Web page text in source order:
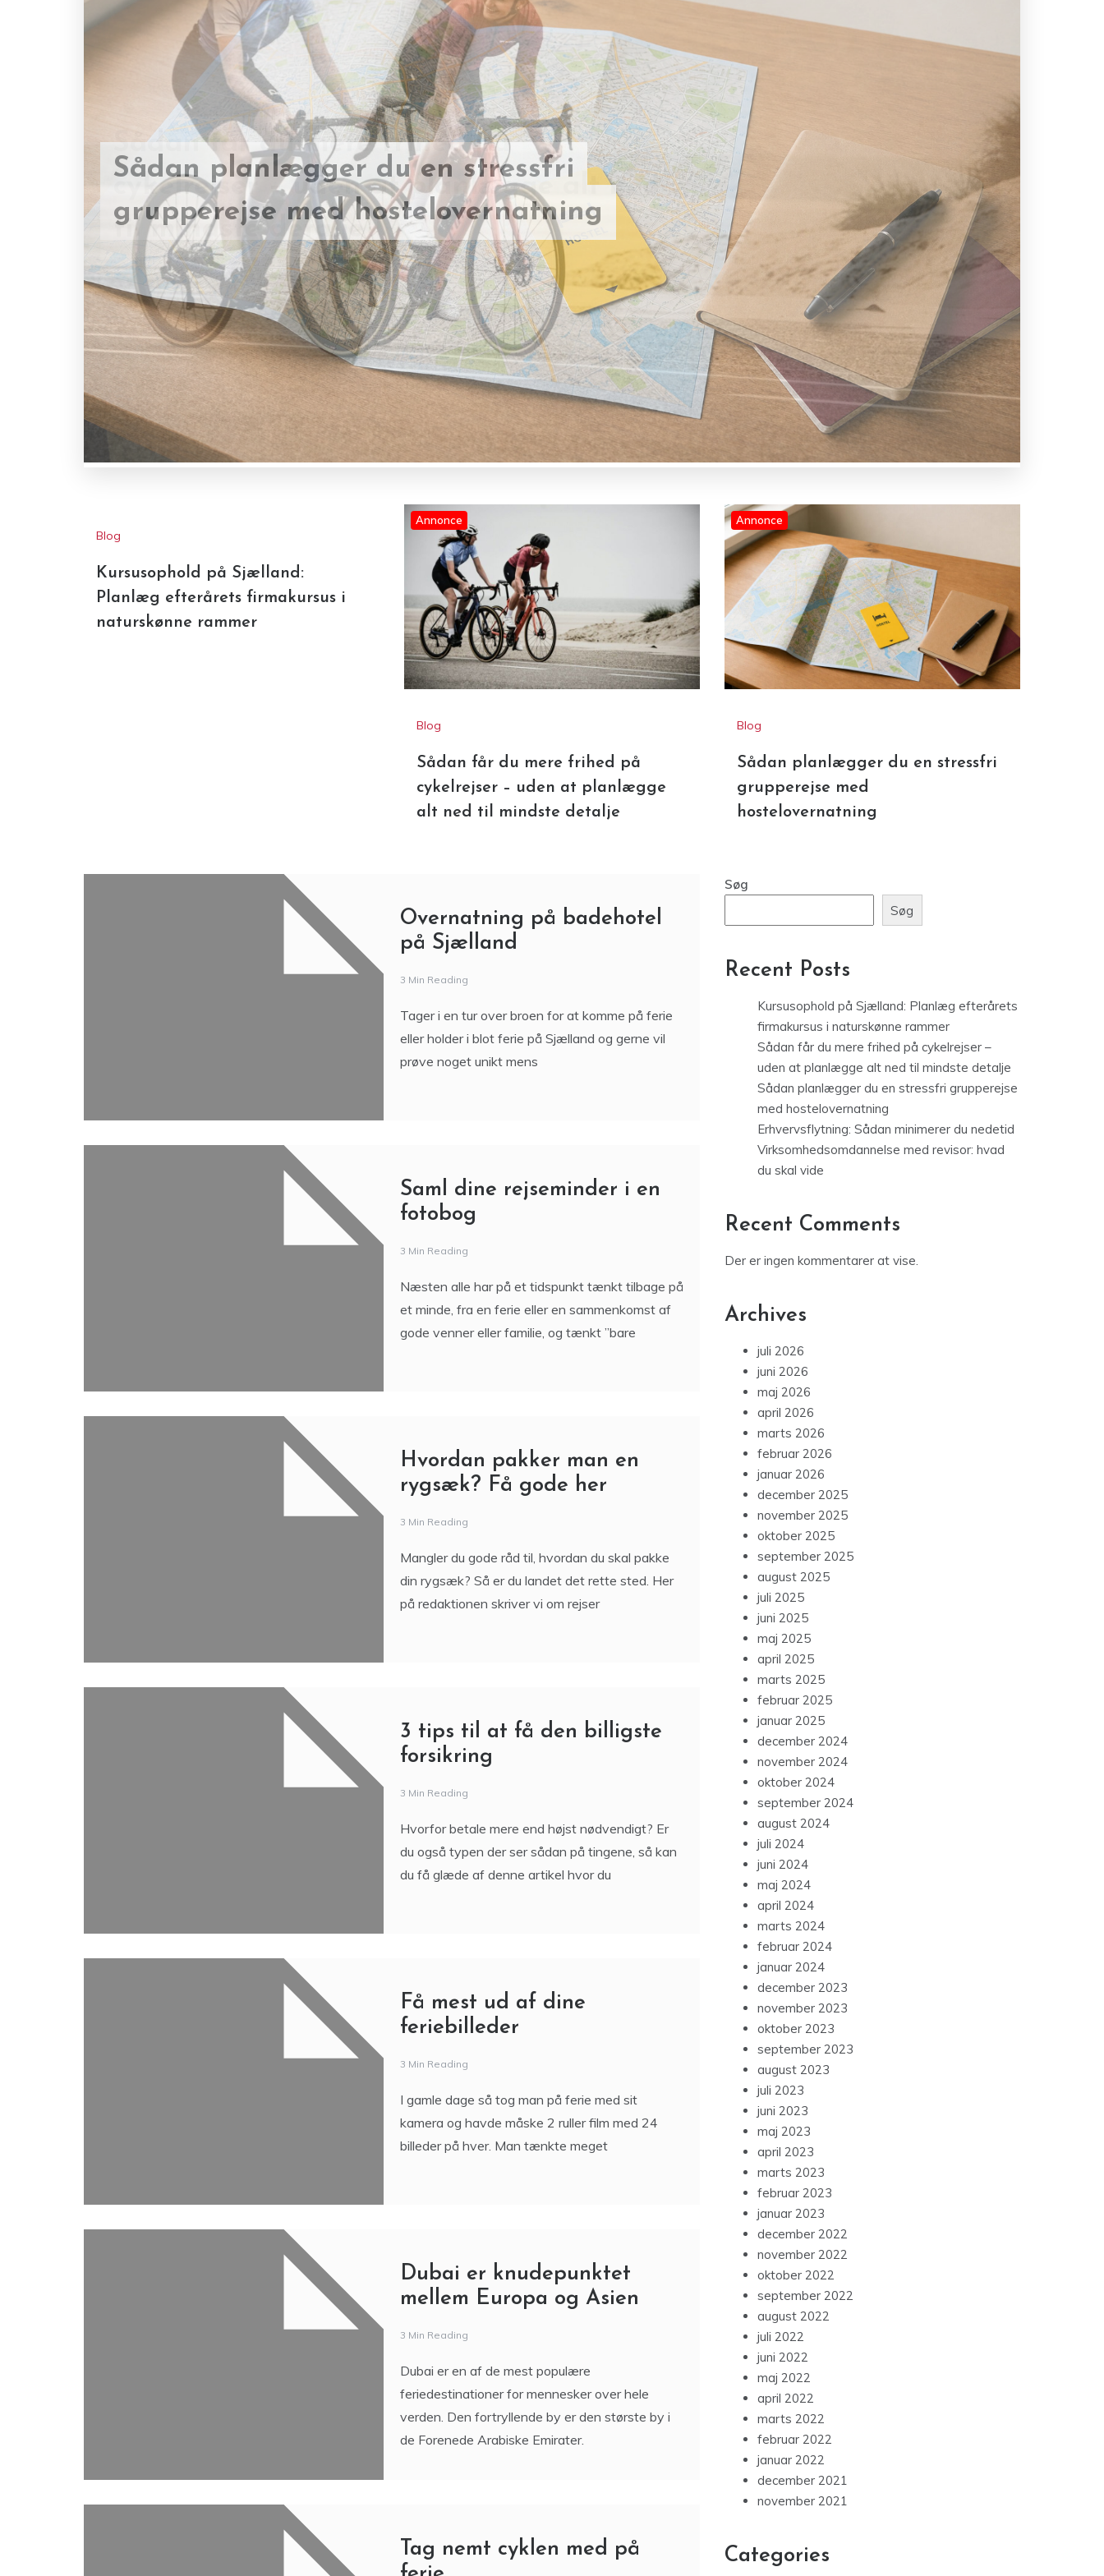
Sådan får du mere frihed på
cykelrejser – uden at planlægge alt ned
til mindste detalje
Sådan planlægger du en stressfri
grupperejse med hostelovernatning
Blog
Kursusophold på Sjælland:
Planlæg efterårets firmakursus i
naturskønne rammer
Annonce
Blog
Sådan får du mere frihed på
cykelrejser – uden at planlægge
alt ned til mindste detalje
Annonce
Blog
Sådan planlægger du en stressfri
grupperejse med
hostelovernatning
Overnatning på badehotel
på Sjælland
3 Min Reading
Tager i en tur over broen for at komme på ferie
eller holder i blot ferie på Sjælland og gerne vil
prøve noget unikt mens
Saml dine rejseminder i en
fotobog
3 Min Reading
Næsten alle har på et tidspunkt tænkt tilbage på
et minde, fra en ferie eller en sammenkomst af
gode venner eller familie, og tænkt ”bare
Hvordan pakker man en
rygsæk? Få gode her
3 Min Reading
Mangler du gode råd til, hvordan du skal pakke
din rygsæk? Så er du landet det rette sted. Her
på redaktionen skriver vi om rejser
3 tips til at få den billigste
forsikring
3 Min Reading
Hvorfor betale mere end højst nødvendigt? Er
du også typen der ser sådan på tingene, så kan
du få glæde af denne artikel hvor du
Få mest ud af dine
feriebilleder
3 Min Reading
I gamle dage så tog man på ferie med sit
kamera og havde måske 2 ruller film med 24
billeder på hver. Man tænkte meget
Dubai er knudepunktet
mellem Europa og Asien
3 Min Reading
Dubai er en af de mest populære
feriedestinationer for mennesker over hele
verden. Den fortryllende by er den største by i
de Forenede Arabiske Emirater.
Tag nemt cyklen med på
Søg
Søg
Recent Posts
Kursusophold på Sjælland: Planlæg efterårets
firmakursus i naturskønne rammer
Sådan får du mere frihed på cykelrejser –
uden at planlægge alt ned til mindste detalje
Sådan planlægger du en stressfri grupperejse
med hostelovernatning
Erhvervsflytning: Sådan minimerer du nedetid
Virksomhedsomdannelse med revisor: hvad
du skal vide
Recent Comments
Der er ingen kommentarer at vise.
Archives
juli 2026
juni 2026
maj 2026
april 2026
marts 2026
februar 2026
januar 2026
december 2025
november 2025
oktober 2025
september 2025
august 2025
juli 2025
juni 2025
maj 2025
april 2025
marts 2025
februar 2025
januar 2025
december 2024
november 2024
oktober 2024
september 2024
august 2024
juli 2024
juni 2024
maj 2024
april 2024
marts 2024
februar 2024
januar 2024
december 2023
november 2023
oktober 2023
september 2023
august 2023
juli 2023
juni 2023
maj 2023
april 2023
marts 2023
februar 2023
januar 2023
december 2022
november 2022
oktober 2022
september 2022
august 2022
juli 2022
juni 2022
maj 2022
april 2022
marts 2022
februar 2022
januar 2022
december 2021
november 2021
Categories